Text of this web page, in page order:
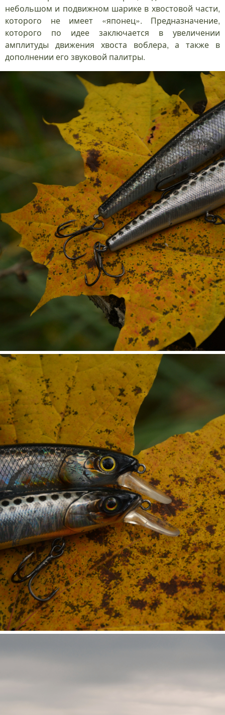
небольшом и подвижном шарике в хвостовой части,
которого не имеет «японец». Предназначение,
которого по идее заключается в увеличении
амплитуды движения хвоста воблера, а также в
дополнении его звуковой палитры.